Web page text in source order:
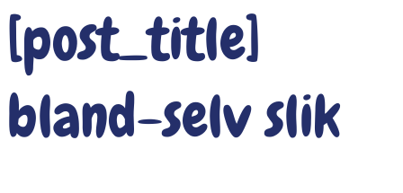
[post_title]
bland-selv slik